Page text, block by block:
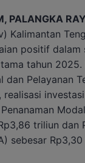
PALANGKA
Kalimantan
positif dalam
tahun 2025.
dan Pelayanan
realisasi
triliun dan
sebesar